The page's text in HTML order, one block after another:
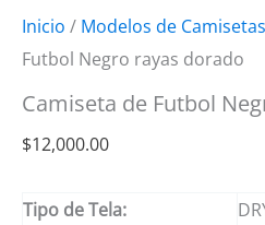
Inicio / Modelos de
Futbol Negro rayas dorado
Camiseta de Futbol
$12,000.00
Tipo de Tela: